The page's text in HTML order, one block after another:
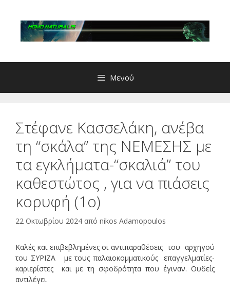
περιεχόμενο
Μενού
Στέφανε Κασσελάκη, ανέβα
τη “σκάλα” της ΝΕΜΕΣΗΣ με
τα εγκλήματα-“σκαλιά” του
καθεστώτος , για να πιάσεις
κορυφή (1ο)
22 Οκτωβρίου 2024 από nikos Adamopoulos
Καλές και επιβεβλημένες οι αντιπαραθέσεις του αρχηγού
του ΣΥΡΙΖΑ με τους παλαιοκομματικούς επαγγελματίες-
καριερίστες και με τη σφοδρότητα που έγιναν. Ουδείς
αντιλέγει.